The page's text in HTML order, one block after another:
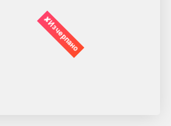
✘Изчерпано